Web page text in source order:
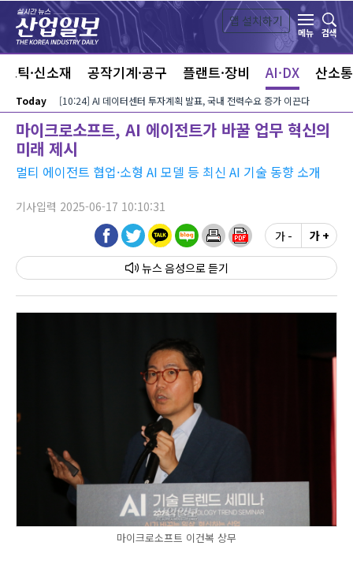
본문 바로가기
앱 설치하기
메뉴
검색
틱·신소재 공작기계·공구 플랜트·장비 AI·DX 산소통
Today [10:24] AI 데이터센터 투자계획 발표, 국내 전력수요 증가 이끈다
마이크로소프트, AI 에이전트가 바꿀 업무 혁신의
미래 제시
멀티 에이전트 협업·소형 AI 모델 등 최신 AI 기술 동향 소개
기사입력 2025-06-17 10:10:31
뉴스 음성
가 - 가 +
마이크로소프트 이건복 상무